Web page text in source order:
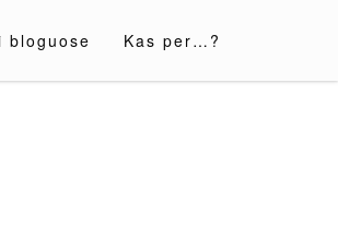
bloguose Kas per…?